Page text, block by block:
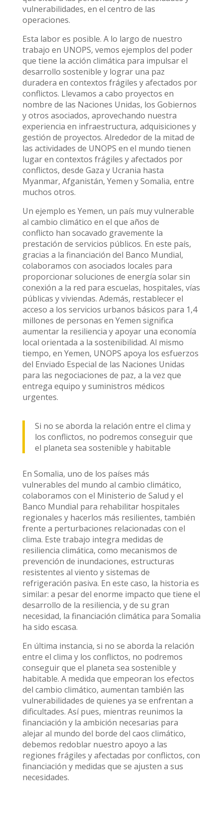
vulnerabilidades, en el centro de las
operaciones.
Esta labor es posible. A lo largo de nuestro
trabajo en UNOPS, vemos ejemplos del poder
que tiene la acción climática para impulsar el
desarrollo sostenible y lograr una paz
duradera en contextos frágiles y afectados por
conflictos. Llevamos a cabo proyectos en
nombre de las Naciones Unidas, los Gobiernos
y otros asociados, aprovechando nuestra
experiencia en infraestructura, adquisiciones y
gestión de proyectos. Alrededor de la mitad de
las actividades de UNOPS en el mundo tienen
lugar en contextos frágiles y afectados por
conflictos, desde Gaza y Ucrania hasta
Myanmar, Afganistán, Yemen y Somalia, entre
muchos otros.
Un ejemplo es Yemen, un país muy vulnerable
al cambio climático en el que años de
conflicto han socavado gravemente la
prestación de servicios públicos. En este país,
gracias a la financiación del Banco Mundial,
colaboramos con asociados locales para
proporcionar soluciones de energía solar sin
conexión a la red para escuelas, hospitales, vías
públicas y viviendas. Además, restablecer el
acceso a los servicios urbanos básicos para 1,4
millones de personas en Yemen significa
aumentar la resiliencia y apoyar una economía
local orientada a la sostenibilidad. Al mismo
tiempo, en Yemen, UNOPS apoya los esfuerzos
del Enviado Especial de las Naciones Unidas
para las negociaciones de paz, a la vez que
entrega equipo y suministros médicos
urgentes.
Si no se aborda la relación entre el clima y
los conflictos, no podremos conseguir que
el planeta sea sostenible y habitable
En Somalia, uno de los países más
vulnerables del mundo al cambio climático,
colaboramos con el Ministerio de Salud y el
Banco Mundial para rehabilitar hospitales
regionales y hacerlos más resilientes, también
frente a perturbaciones relacionadas con el
clima. Este trabajo integra medidas de
resiliencia climática, como mecanismos de
prevención de inundaciones, estructuras
resistentes al viento y sistemas de
refrigeración pasiva. En este caso, la historia es
similar: a pesar del enorme impacto que tiene el
desarrollo de la resiliencia, y de su gran
necesidad, la financiación climática para Somalia
ha sido escasa.
En última instancia, si no se aborda la relación
entre el clima y los conflictos, no podremos
conseguir que el planeta sea sostenible y
habitable. A medida que empeoran los efectos
del cambio climático, aumentan también las
vulnerabilidades de quienes ya se enfrentan a
dificultades. Así pues, mientras reunimos la
financiación y la ambición necesarias para
alejar al mundo del borde del caos climático,
debemos redoblar nuestro apoyo a las
regiones frágiles y afectadas por conflictos, con
financiación y medidas que se ajusten a sus
necesidades.